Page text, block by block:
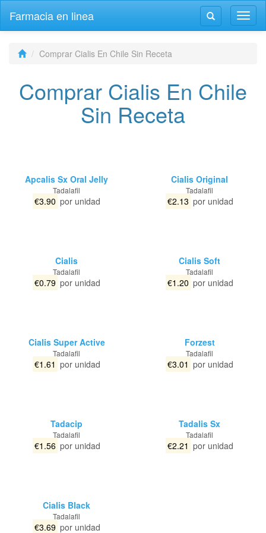
la
Alternar
la
Farmacia en linea
Comprar Cialis En Chile Sin Receta
Comprar Cialis En Chile
Sin Receta
Apcalis Sx Oral Jelly
Tadalafil
€3.90 por unidad
Cialis Original
Tadalafil
€2.13 por unidad
Cialis
Tadalafil
€0.79 por unidad
Cialis Soft
Tadalafil
€1.20 por unidad
Cialis Super Active
Tadalafil
€1.61 por unidad
Forzest
Tadalafil
€3.01 por unidad
Tadacip
Tadalafil
€1.56 por unidad
Tadalis Sx
Tadalafil
€2.21 por unidad
Cialis Black
Tadalafil
€3.69 por unidad